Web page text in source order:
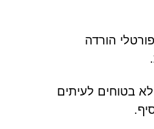
הורדה
בטוחים לעיתים